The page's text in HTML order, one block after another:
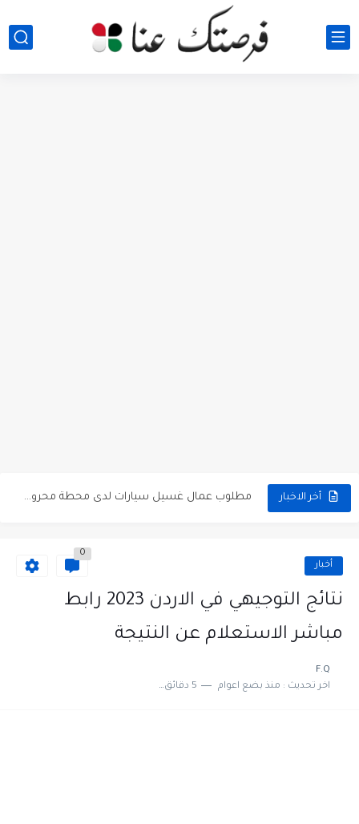
أخر الاخبار مطلوب عمال غسيل سيارات لدى محطة محروقات في عمان
تعلن مؤسسة التعليم لأجل التوظيف الأردنية وبالشراكة مع أكاديمية جولانسرالمجاني
مسؤول مبيعات وتسويق المستلزمات الطبية
أخبار
0
نتائج التوجيهي في الاردن 2023 رابط
مباشر الاستعلام عن النتيجة
F.Q
اخر تحديث : منذ بضع اعوام 5 دقائق للقراءة